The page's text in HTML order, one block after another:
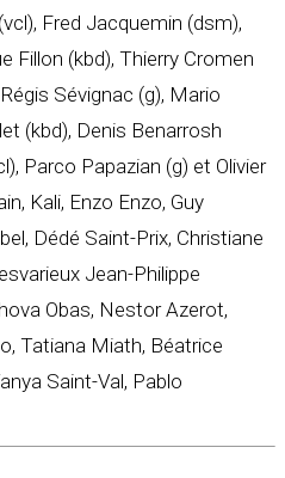
Fred Jacquemin (dsm),
Fillon (kbd), Thierry Cromen
Sévignac (g), Mario
(kbd), Denis Benarrosh
Parco Papazian (g) et Olivier
Kali, Enzo Enzo, Guy
Dédé Saint-Prix, Christiane
Jean-Philippe
Obas, Nestor Azerot,
Tatiana Miath, Béatrice
Saint-Val, Pablo